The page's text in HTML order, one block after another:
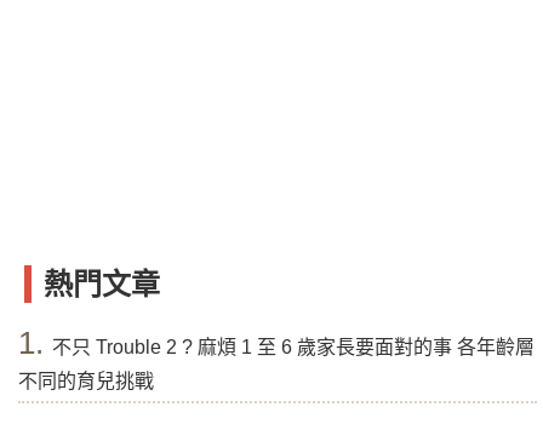
熱門文章
1. 不只 Trouble 2 ? 麻煩 1 至 6 歲家長要面對的事 各年齡層
不同的育兒挑戰